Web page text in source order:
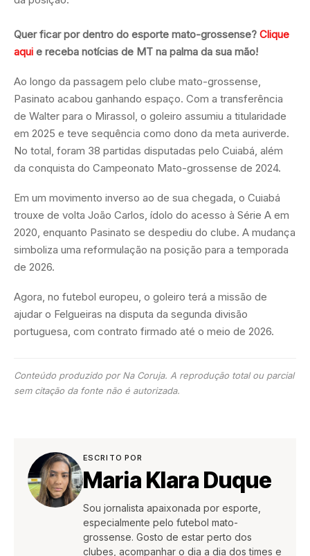
Quer ficar por dentro do esporte mato-grossense? Clique
aqui e receba notícias de MT na palma da sua mão!
Ao longo da passagem pelo clube mato-grossense,
Pasinato acabou ganhando espaço. Com a transferência
de Walter para o Mirassol, o goleiro assumiu a titularidade
em 2025 e teve sequência como dono da meta auriverde.
No total, foram 38 partidas disputadas pelo Cuiabá, além
da conquista do Campeonato Mato-grossense de 2024.
Em um movimento inverso ao de sua chegada, o Cuiabá
trouxe de volta João Carlos, ídolo do acesso à Série A em
2020, enquanto Pasinato se despediu do clube. A mudança
simboliza uma reformulação na posição para a temporada
de 2026.
Agora, no futebol europeu, o goleiro terá a missão de
ajudar o Felgueiras na disputa da segunda divisão
portuguesa, com contrato firmado até o meio de 2026.
Conteúdo produzido por Na Coruja. A reprodução total ou parcial
sem citação da fonte não é autorizada.
ESCRITO POR
Maria Klara Duque
Sou jornalista apaixonada por esporte,
especialmente pelo futebol mato-
grossense. Gosto de estar perto dos
clubes, acompanhar o dia a dia dos times e